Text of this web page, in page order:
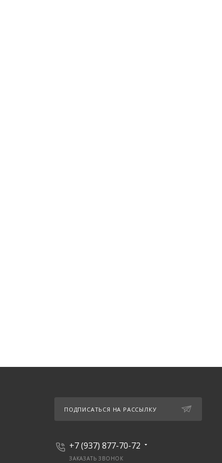
ПОДПИСАТЬСЯ НА РАССЫЛКУ
+7 (937) 877-70-72
ЗАКАЗАТЬ ЗВОНОК